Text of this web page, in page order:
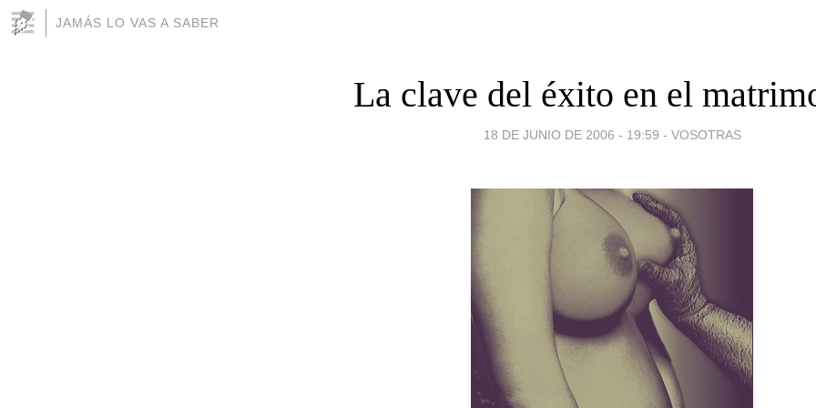
JAMÁS LO VAS A SABER
La clave del éxito en el
18 DE JUNIO DE 2006 - 19:59 - VOSOTRAS